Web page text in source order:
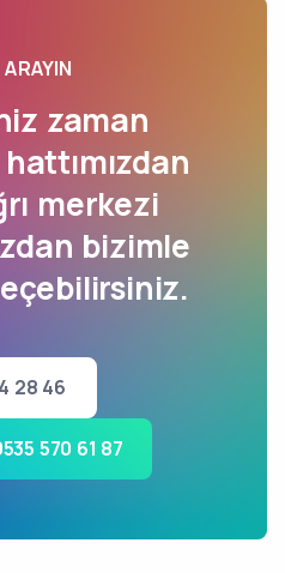
zaman
merkezi
bizimle
28 46
570 61 87